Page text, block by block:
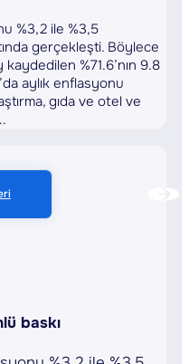
%3,2 ile %3,5
gerçekleşti. Böylece
%71.6’nın 9.8
aylık enflasyonu
gıda ve otel ve
baskı